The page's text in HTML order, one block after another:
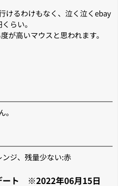
けるわけもなく、泣く泣くebay
らい。
が高いマウスと思われます。
。
ジ、残量少ない:赤
ート ※2022年06月15日